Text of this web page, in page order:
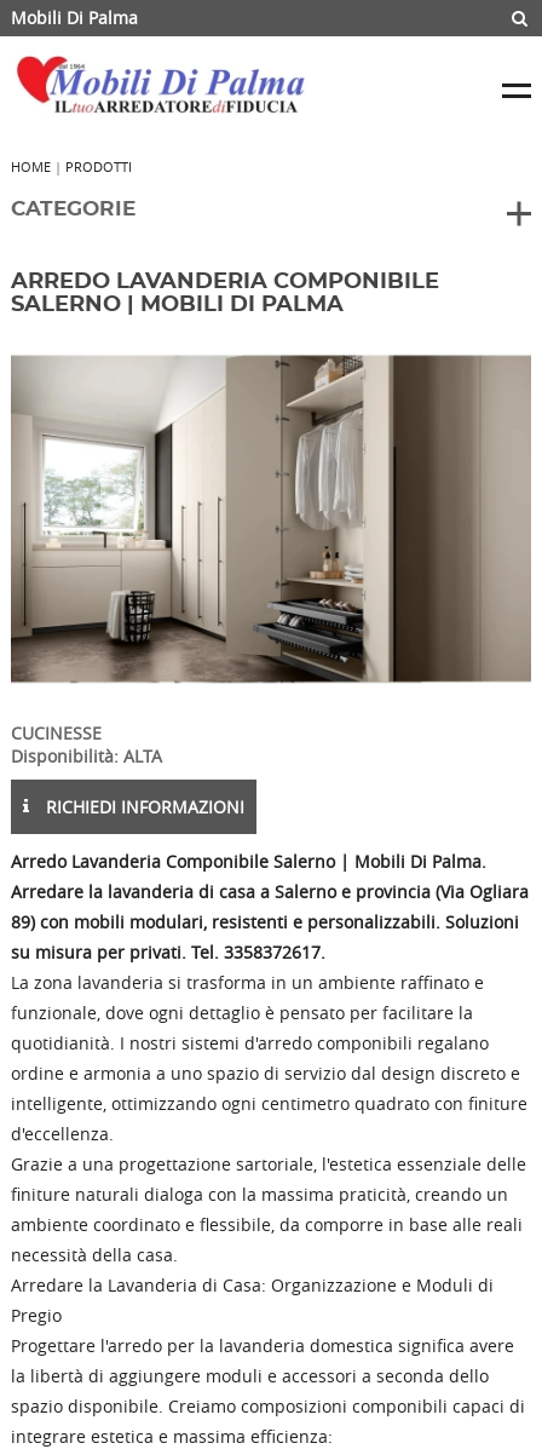
Mobili Di Palma
HOME| PRODOTTI
CATEGORIE
ARREDO LAVANDERIA COMPONIBILE
SALERNO | MOBILI DI PALMA
CUCINESSE
Disponibilità: ALTA
RICHIEDI INFORMAZIONI
Arredo Lavanderia Componibile Salerno | Mobili Di Palma.
Arredare la lavanderia di casa a Salerno e provincia (Via Ogliara
89) con mobili modulari, resistenti e personalizzabili. Soluzioni
su misura per privati. Tel. 3358372617.
La zona lavanderia si trasforma in un ambiente raffinato e
funzionale, dove ogni dettaglio è pensato per facilitare la
quotidianità. I nostri sistemi d'arredo componibili regalano
ordine e armonia a uno spazio di servizio dal design discreto e
intelligente, ottimizzando ogni centimetro quadrato con finiture
d'eccellenza.
Grazie a una progettazione sartoriale, l'estetica essenziale delle
finiture naturali dialoga con la massima praticità, creando un
ambiente coordinato e flessibile, da comporre in base alle reali
necessità della casa.
Arredare la Lavanderia di Casa: Organizzazione e Moduli di
Pregio
Progettare l'arredo per la lavanderia domestica significa avere
la libertà di aggiungere moduli e accessori a seconda dello
spazio disponibile. Creiamo composizioni componibili capaci di
integrare estetica e massima efficienza: